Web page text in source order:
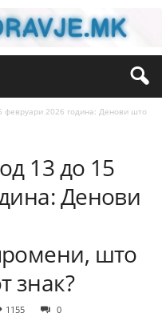
февруари 2026 година: Денови што
13 до 15
Денови
што
знак?
1155 0